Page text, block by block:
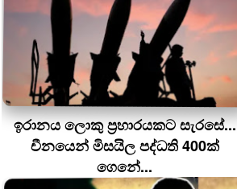
ඉරානය ලොකු ප‍්‍රහාරයකට සැරසේ...
චීනයෙන් මිසයිල පද්ධති 400ක්
ගෙනේ...